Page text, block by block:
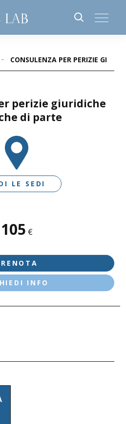
CONSULENZA PER PERIZIE
perizie giuridiche
di parte
LE SEDI
105 €
INFO